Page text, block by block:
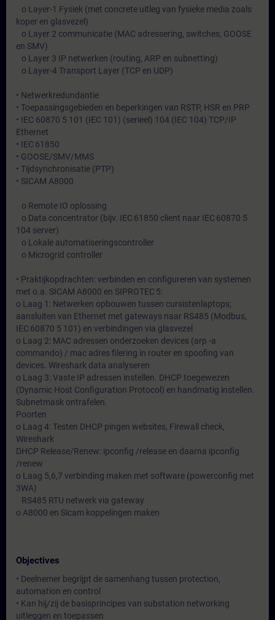
o Layer-1 Fysiek (met concrete uitleg van fysieke media zoals
koper en glasvezel)
o Layer 2 communicatie (MAC adressering, switches, GOOSE
en SMV)
o Layer 3 IP netwerken (routing, ARP en subnetting)
o Layer-4 Transport Layer (TCP en UDP)
• Netwerkredundantie
• Toepassingsgebieden en beperkingen van RSTP, HSR en PRP
• IEC 60870 5 101 (IEC 101) (serieel) 104 (IEC 104) TCP/IP
Ethernet
• IEC 61850
• GOOSE/SMV/MMS
• Tijdsynchronisatie (PTP)
• SICAM A8000
o Remote IO oplossing
o Data concentrator (bijv. IEC 61850 client naar IEC 60870 5
104 server)
o Lokale automatiseringscontroller
o Microgrid controller
• Praktijkopdrachten: verbinden en configureren van systemen
met o.a. SICAM A8000 en SIPROTEC 5:
o Laag 1: Netwerken opbouwen tussen cursistenlaptops;
aansluiten van Ethernet met gateways naar RS485 (Modbus,
IEC 60870 5 101) en verbindingen via glasvezel
o Laag 2: MAC adressen onderzoeken devices (arp -a
commando) / mac adres filering in router en spoofing van
devices. Wireshark data analyseren
o Laag 3: Vaste IP adressen instellen. DHCP toegewezen
(Dynamic Host Configuration Protocol) en handmatig instellen.
Subnetmask ontrafelen.
Poorten
o Laag 4: Testen DHCP pingen websites, Firewall check,
Wireshark
DHCP Release/Renew: ipconfig /release en daarna ipconfig
/renew
o Laag 5,6,7 verbinding maken met software (powerconfig met
3WA)
RS485 RTU netwerk via gateway
o A8000 en Sicam koppelingen maken
Objectives
• Deelnemer begrijpt de samenhang tussen protection,
automation en control
• Kan hij/zij de basisprincipes van substation networking
uitleggen en toepassen